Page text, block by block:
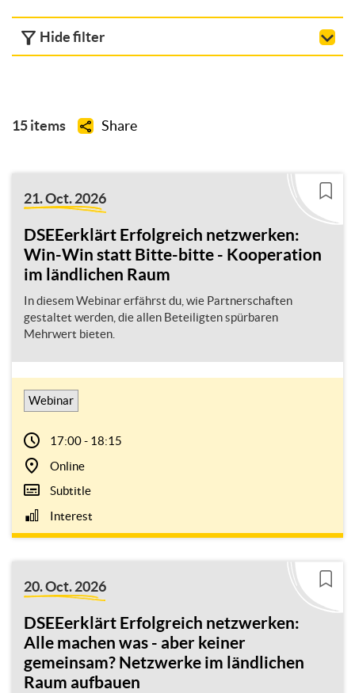
Hide filter
15 items Share
21. Oct. 2026
DSEEerklärt Erfolgreich netzwerken:
Win-Win statt Bitte-bitte - Kooperation
im ländlichen Raum
In diesem Webinar erfährst du, wie Partnerschaften
gestaltet werden, die allen Beteiligten spürbaren
Mehrwert bieten.
Webinar
17:00 - 18:15
Online
Subtitle
Interest
20. Oct. 2026
DSEEerklärt Erfolgreich netzwerken:
Alle machen was - aber keiner
gemeinsam? Netzwerke im ländlichen
Raum aufbauen